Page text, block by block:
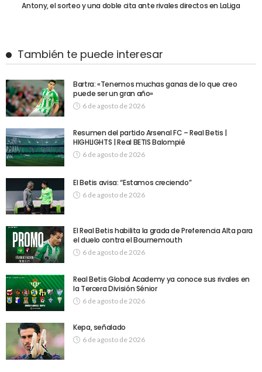
Antony, el sorteo y una doble cita ante rivales directos en LaLiga
También te puede interesar
Bartra: «Tenemos muchas ganas de lo que creo
puede ser un gran año»
6 de agosto de 2026
Resumen del partido Arsenal FC – Real Betis |
HIGHLIGHTS | Real BETIS Balompié
6 de agosto de 2026
El Betis avisa: “Estamos creciendo”
6 de agosto de 2026
El Real Betis habilita la grada de Preferencia Alta para
el duelo contra el Bournemouth
6 de agosto de 2026
Real Betis Global Academy ya conoce sus rivales en
la Tercera División Sénior
6 de agosto de 2026
Kepa, señalado
6 de agosto de 2026